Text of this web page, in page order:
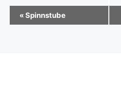
e
«Spinnstube